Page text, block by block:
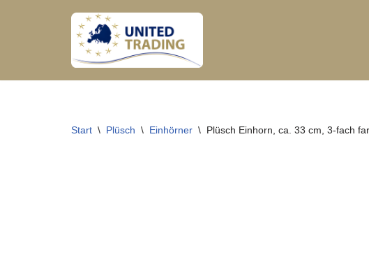
Start \ Plüsch \ Einhörner \ Plüsch Einhorn, ca. 33 cm, 3-fach